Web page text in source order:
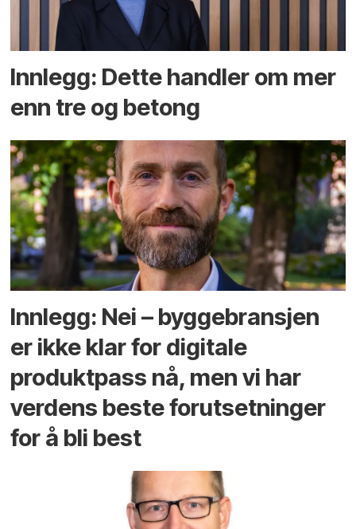
Innlegg: Dette handler om mer
enn tre og betong
Innlegg: Nei – byggebransjen
er ikke klar for digitale
produktpass nå, men vi har
verdens beste forutsetninger
for å bli best